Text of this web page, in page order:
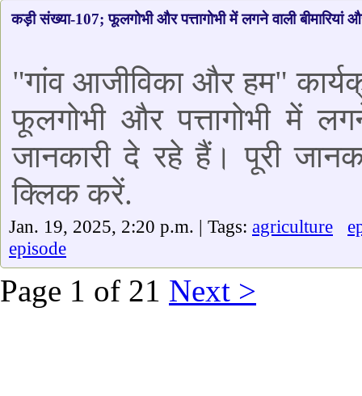
कड़ी संख्या-107; फूलगोभी और पत्तागोभी में लगने वाली बीमारियां
"गांव आजीविका और हम"
फूलगोभी और पत्तागोभी में
जानकारी दे रहे हैं। पूरी
क्लिक करें.
Jan. 19, 2025, 2:20 p.m. | Tags: agriculture
episode
Page 1 of 21 Next >